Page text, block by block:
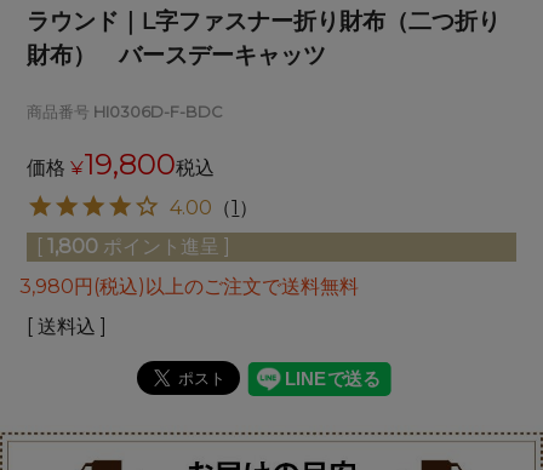
ラウンド｜L字ファスナー折り財布（二つ折り
財布） バースデーキャッツ
商品番号 HI0306D-F-BDC
価格 ¥19,800税込
4.00 （1 ）
[ 1,800 ポイント進呈 ]
3,980円(税込)以上のご注文で送料無料
送料込